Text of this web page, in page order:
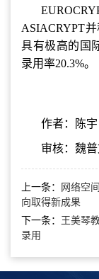
ASIACRYPT
具有极高的国
录用率20.3%。
作者：陈
审核：魏
上一条：
网络空
向取得新成果
下一条： 王美琴
录用